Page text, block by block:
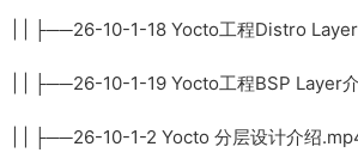
| | ├──26-10-1-18 Yocto工程Distro
| | ├──26-10-1-19 Yocto工程BSP Layer
| | ├──26-10-1-2 Yocto 分层设计介绍